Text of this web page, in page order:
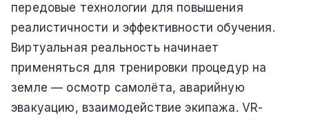
передовые технологии для повышения
реалистичности и эффективности обучения.
Виртуальная реальность начинает
применяться для тренировки процедур на
земле — осмотр самолёта, аварийную
эвакуацию, взаимодействие экипажа. VR-